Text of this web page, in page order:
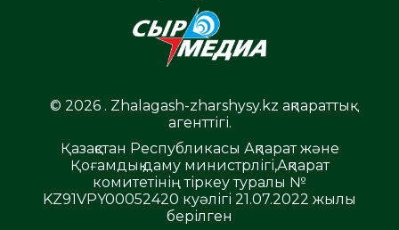
© 2026 . Zhalagash-zharshysy.kz ақпараттық
агенттігі.
Қазақстан Республикасы Ақпарат және
Қоғамдық даму министрлігі,Ақпарат
комитетінің тіркеу туралы №
KZ91VPY00052420 куәлігі 21.07.2022 жылы
берілген